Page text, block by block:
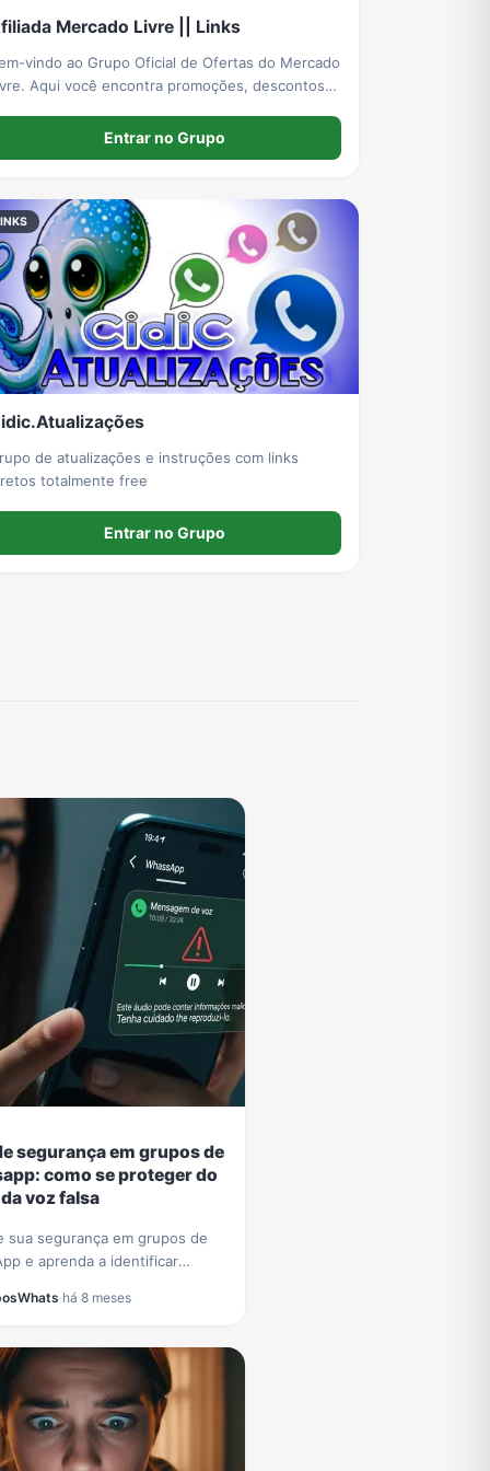
Mercado Livre || Links
vindo ao Grupo Oficial de Ofertas do Mercado
Aqui você encontra promoções, descontos,
diariamente. Nosso objetivo é ajudar
Entrar no Grupo
de atualizações e instruções com links
diretos totalmente free
Entrar no Grupo
segurança em grupos de
como se proteger do
voz falsa
sua segurança em grupos de
e aprenda a identificar
de César Tralli. Proteja-se de
·há 8 meses